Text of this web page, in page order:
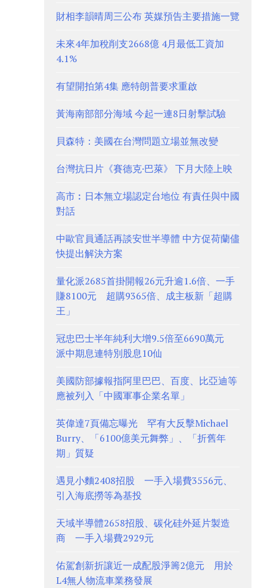
財相李韻晴周三公布 英媒預告主要措施一覽
未來4年加稅削支2668億 4月最低工資加
4.1%
有望開拍第4集 應特朗普要求重啟
黃海南部部分海域 今起一連8日射擊試驗
貝森特：美國在台灣問題立場並無改變
台灣抗日片《賽德克·巴萊》 下月大陸上映
高市︰日本無立場認定台地位 有責任與中國
對話
中歐官員通話再談安世半導體 中方促荷蘭儘
快提出解決方案
量化派2685首掛開報26元升逾1.6倍、一手
賺8100元 超購9365倍、成主板新「超購
王」
冠忠巴士半年純利大增9.5倍至6690萬元
派中期息連特別股息10仙
美國防部據報指阿里巴巴、百度、比亞迪等
應被列入「中國軍事企業名單」
英偉達7頁備忘曝光 罕有大反擊Michael
Burry、「6100億美元舞弊」、「折舊年
期」質疑
遇見小麵2408招股 一手入場費3556元、
引入海底撈等為基投
天域半導體2658招股、碳化硅外延片製造
商 一手入場費2929元
佑駕創新折讓近一成配股淨籌2億元 用於
L4無人物流車業務發展